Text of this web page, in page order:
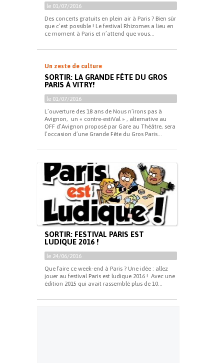
le 01/07/2016
Des concerts gratuits en plein air à Paris ? Bien sûr
que c’est possible ! Le festival Rhizomes a lieu en
ce moment à Paris et n’attend que vous...
Un zeste de culture
SORTIR: LA GRANDE FÊTE DU GROS
PARIS À VITRY!
le 01/07/2016
L’ouverture des 18 ans de Nous n’irons pas à
Avignon, un « contre-estiVal » , alternative au
OFF d’Avignon proposé par Gare au Théâtre, sera
l’occasion d’une Grande Fête du Gros Paris...
SORTIR: FESTIVAL PARIS EST
LUDIQUE 2016 !
le 24/06/2016
Que faire ce week-end à Paris ? Une idée : allez
jouer au festival Paris est ludique 2016 ! Avec une
édition 2015 qui avait rassemblé plus de 10...